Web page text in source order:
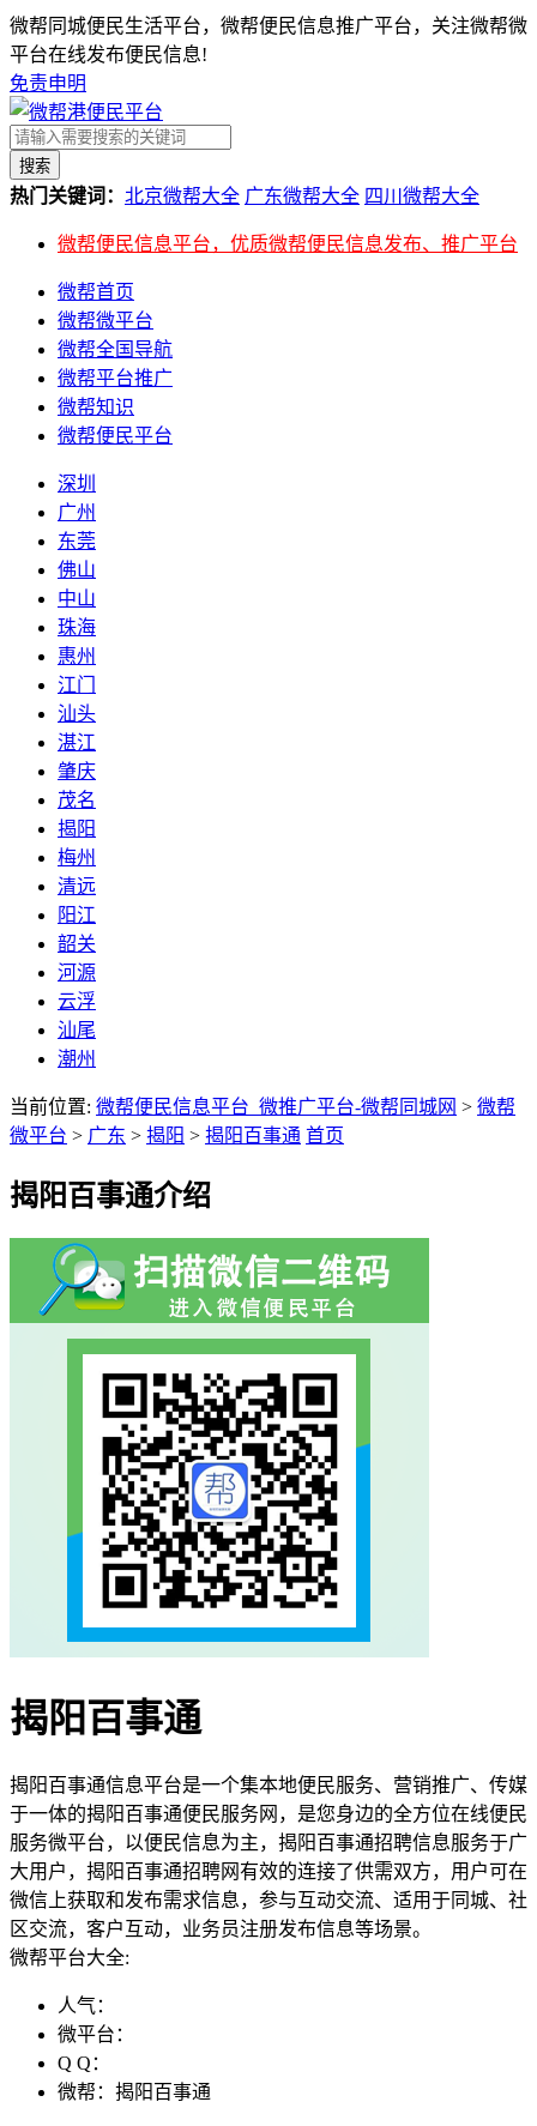
微帮同城便民生活平台，微帮便民信息推广平台，关注微帮微
平台在线发布便民信息!
免责申明
搜索
热门关键词： 北京微帮大全 广东微帮大全 四川微帮大全
微帮便民信息平台，优质微帮便民信息发布、推广平台
微帮首页
微帮微平台
微帮全国导航
微帮平台推广
微帮知识
微帮便民平台
深圳
广州
东莞
佛山
中山
珠海
惠州
江门
汕头
湛江
肇庆
茂名
揭阳
梅州
清远
阳江
韶关
河源
云浮
汕尾
潮州
当前位置: 微帮便民信息平台_微推广平台-微帮同城网 > 微帮
微平台 > 广东 > 揭阳 > 揭阳百事通 首页
揭阳百事通介绍
揭阳百事通
揭阳百事通信息平台是一个集本地便民服务、营销推广、传媒
于一体的揭阳百事通便民服务网，是您身边的全方位在线便民
服务微平台，以便民信息为主，揭阳百事通招聘信息服务于广
大用户，揭阳百事通招聘网有效的连接了供需双方，用户可在
微信上获取和发布需求信息，参与互动交流、适用于同城、社
区交流，客户互动，业务员注册发布信息等场景。
微帮平台大全:
人气：
微平台：
Q Q：
微帮：揭阳百事通